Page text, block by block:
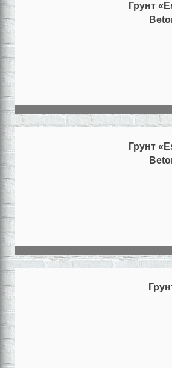
Грунт
Грунт